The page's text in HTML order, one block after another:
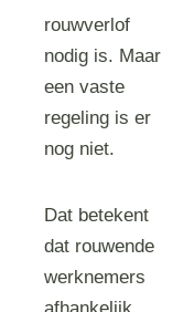
rouwverlof
nodig is. Maar
een vaste
regeling is er
nog niet.
Dat betekent
dat rouwende
werknemers